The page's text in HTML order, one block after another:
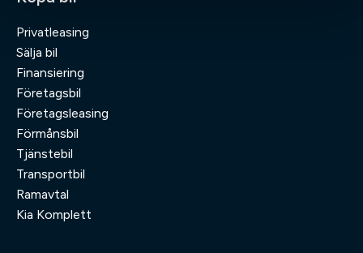
Privatleasing
Sälja bil
Finansiering
Företagsbil
Företagsleasing
Förmånsbil
Tjänstebil
Transportbil
Ramavtal
Kia Komplett